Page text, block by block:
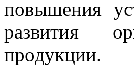
повышения
развития
продукции.